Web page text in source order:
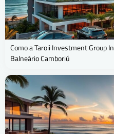
Como a Taroii Investment Group
Balneário Camboriú